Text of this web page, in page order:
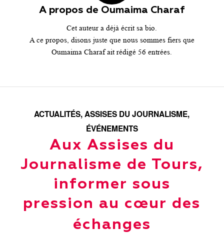
A propos de Oumaima Charaf
Cet auteur a déjà écrit sa bio.
A ce propos, disons juste que nous sommes fiers que
Oumaima Charafait rédigé 56 entrées.
ACTUALITÉS,ASSISES DU JOURNALISME,
ÉVÉNEMENTS
Aux Assises du
Journalisme de Tours,
informer sous
pression au cœur des
échanges